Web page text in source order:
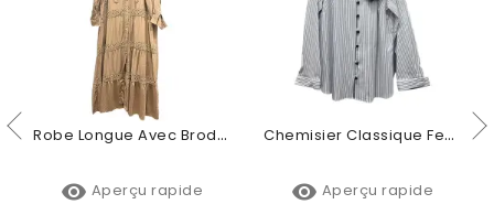
Robe Longue Avec Broderie Et Motifs Fleuris
 Aperçu rapide
Chemisier Classique Femme À Rayures Avec Fleur
 Aperçu rapide